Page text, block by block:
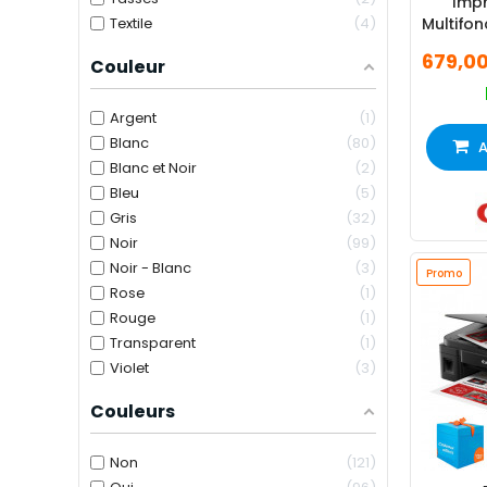
Textile
4
Couleur
Argent
1
Blanc
80
Blanc et Noir
2
Bleu
5
Gris
32
Noir
99
Noir - Blanc
3
Rose
1
Rouge
1
Transparent
1
Violet
3
Couleurs
Non
121
Promo